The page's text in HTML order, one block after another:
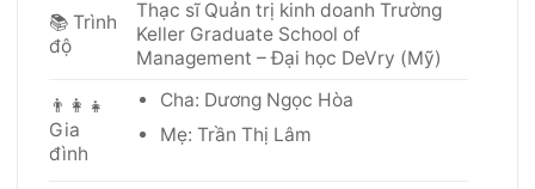
📚 Trình
độ
Thạc sĩ Quản trị kinh doanh Trường
Keller Graduate School of
Management – Đại học DeVry (Mỹ)
👨‍👩‍👧
Gia
đình
Cha: Dương Ngọc Hòa
Mẹ: Trần Thị Lâm